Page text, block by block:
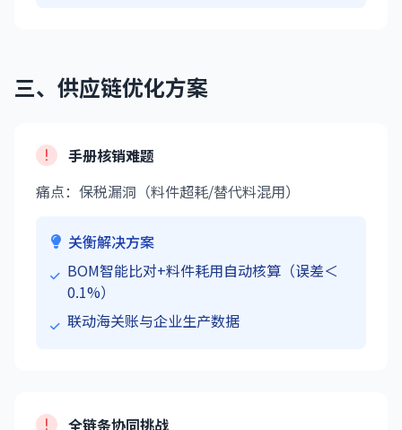
三、供应链优化方案
手册核销难题
痛点：保税漏洞（料件超耗/替代料混用）
关衡解决方案
BOM智能比对+料件耗用自动核算（误差＜
0.1%）
联动海关账与企业生产数据
全链条协同挑战